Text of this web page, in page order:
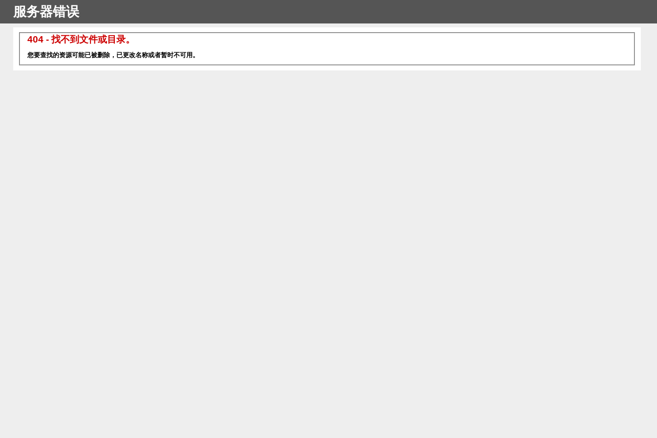
服务器错误
404 - 找不到文件或目录。
您要查找的资源可能已被删除，已更改名称或者暂时不可用。